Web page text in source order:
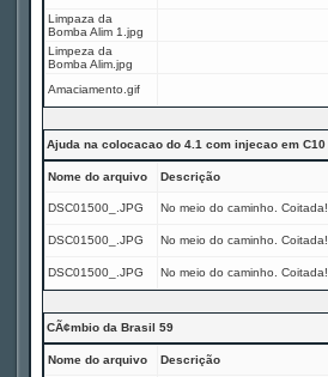
Limpaza da
Bomba Alim 1.jpg
Limpeza da
Bomba Alim.jpg
Amaciamento.gif
Ajuda na colocacao do 4.1 com injecao em C10
Nome do arquivo Descrição
DSC01500_.JPG No meio do caminho. Coitada!
DSC01500_.JPG No meio do caminho. Coitada!
DSC01500_.JPG No meio do caminho. Coitada!
CÃ¢mbio da Brasil 59
Nome do arquivo
Descrição